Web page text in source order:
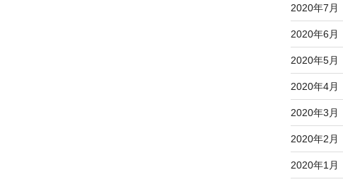
2020年7月
2020年6月
2020年5月
2020年4月
2020年3月
2020年2月
2020年1月